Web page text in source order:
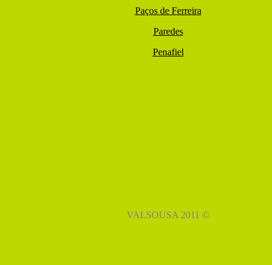
Paços de Ferreira
Paredes
Penafiel
VALSOUSA 2011 ©